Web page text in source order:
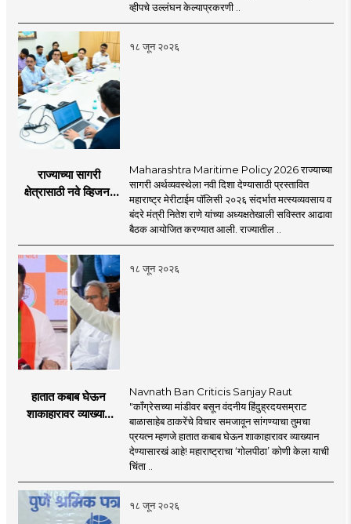
काय सांगतो?
व्हीपचे उल्लंघन केल्याप्रकरणी ..
१८ जून २०२६
राज्याच्या सागरी
क्षेत्रासाठी नवे व्हिजन;
प्रस्ताव
Maharashtra Maritime Policy 2026 राज्याच्या
सागरी अर्थव्यवस्थेला नवी दिशा देण्यासाठी प्रस्तावित
महाराष्ट्र मेरीटाईम पॉलिसी २०२६ संदर्भात मत्स्यव्यवसाय व
बंदरे मंत्री नितेश राणे यांच्या अध्यक्षतेखाली सविस्तर आढावा
बैठक आयोजित करण्यात आली. राज्यातील ..
१८ जून २०२६
हातात कबाब घेऊन
शाकाहारावर व्याख्यान
Navnath Ban Criticis Sanjay Raut
"काँग्रेसच्या मांडीवर बसून वंदनीय हिंदुह्रदयसम्राट
बाळासाहेब ठाकरेंचे विचार समजावून सांगण्याचा तुमचा
प्रयत्न म्हणजे हातात कबाब घेऊन शाकाहारावर व्याख्यान
देण्यासारखं आहे! महाराष्ट्राचा ‘गोलपीठा’ कोणी केला याची
चिंता ..
१८ जून २०२६